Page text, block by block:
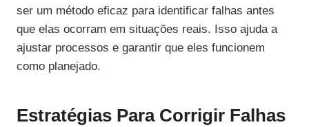
ser um método eficaz para identificar falhas antes
que elas ocorram em situações reais. Isso ajuda a
ajustar processos e garantir que eles funcionem
como planejado.
Estratégias Para Corrigir Falhas